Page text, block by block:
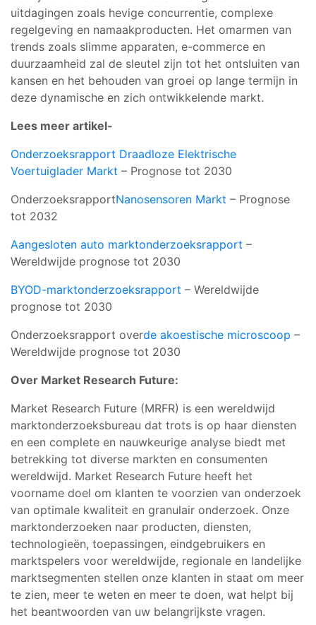
uitdagingen zoals hevige concurrentie, complexe
regelgeving en namaakproducten. Het omarmen van
trends zoals slimme apparaten, e-commerce en
duurzaamheid zal de sleutel zijn tot het ontsluiten van
kansen en het behouden van groei op lange termijn in
deze dynamische en zich ontwikkelende markt.
Lees meer artikel-
Onderzoeksrapport Draadloze Elektrische
Voertuiglader Markt – Prognose tot 2030
OnderzoeksrapportNanosensoren Markt – Prognose
tot 2032
Aangesloten auto marktonderzoeksrapport –
Wereldwijde prognose tot 2030
BYOD-marktonderzoeksrapport – Wereldwijde
prognose tot 2030
Onderzoeksrapport overde akoestische microscoop –
Wereldwijde prognose tot 2030
Over Market Research Future:
Market Research Future (MRFR) is een wereldwijd
marktonderzoeksbureau dat trots is op haar diensten
en een complete en nauwkeurige analyse biedt met
betrekking tot diverse markten en consumenten
wereldwijd. Market Research Future heeft het
voorname doel om klanten te voorzien van onderzoek
van optimale kwaliteit en granulair onderzoek. Onze
marktonderzoeken naar producten, diensten,
technologieën, toepassingen, eindgebruikers en
marktspelers voor wereldwijde, regionale en landelijke
marktsegmenten stellen onze klanten in staat om meer
te zien, meer te weten en meer te doen, wat helpt bij
het beantwoorden van uw belangrijkste vragen.